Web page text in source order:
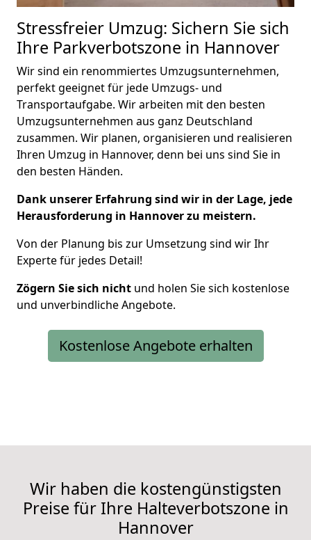
Stressfreier Umzug: Sichern Sie sich
Ihre Parkverbotszone in Hannover
Wir sind ein renommiertes Umzugsunternehmen,
perfekt geeignet für jede Umzugs- und
Transportaufgabe. Wir arbeiten mit den besten
Umzugsunternehmen aus ganz Deutschland
zusammen. Wir planen, organisieren und realisieren
Ihren Umzug in Hannover, denn bei uns sind Sie in
den besten Händen.
Dank unserer Erfahrung sind wir in der Lage, jede
Herausforderung in Hannover zu meistern.
Von der Planung bis zur Umsetzung sind wir Ihr
Experte für jedes Detail!
Zögern Sie sich nicht und holen Sie sich kostenlose
und unverbindliche Angebote.
Kostenlose Angebote erhalten
Wir haben die kostengünstigsten
Preise für Ihre Halteverbotszone in
Hannover